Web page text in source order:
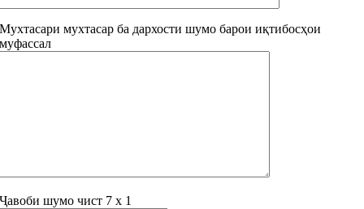
Мухтасари мухтасар ба дархости шумо барои иқтибосҳои
муфассал
Ҷавоби шумо чист 7 х 1